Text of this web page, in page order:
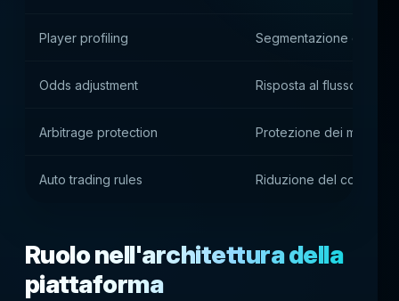
Player profiling Segmentazione degli
Odds adjustment Risposta al flusso di
Arbitrage protection Protezione dei margini
Auto trading rules Riduzione del controllo
Ruolo nell'architettura della
piattaforma